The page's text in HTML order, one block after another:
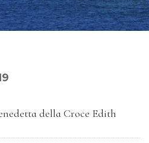
della Croce Edith